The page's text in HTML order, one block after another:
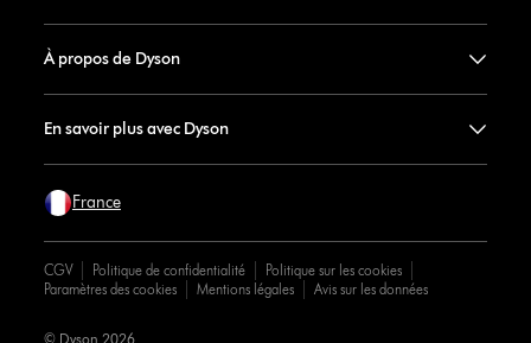
À propos de Dyson
En savoir plus avec Dyson
France
CGV Politique de confidentialité
Politique sur les cookies
Paramètres des cookies
Mentions légales Avis sur les données
© Dyson 2026